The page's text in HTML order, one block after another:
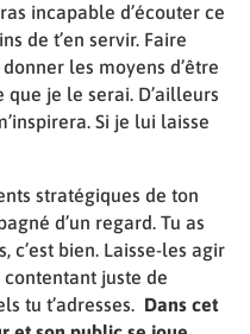
incapable d’écouter ce
de t’en servir. Faire
les moyens d’être
je le serai. D’ailleurs
Si je lui laisse
stratégiques de ton
d’un regard. Tu as
c’est bien. Laisse-les agir
juste de
tu t’adresses. Dans cet